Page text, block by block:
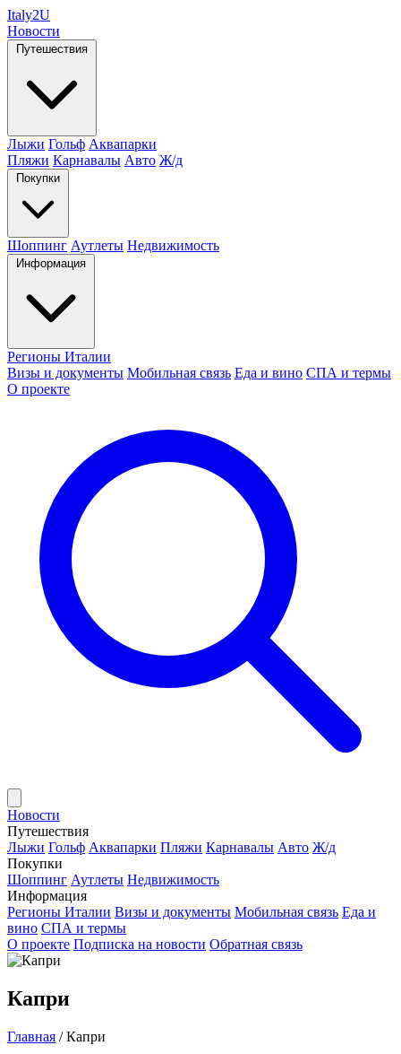
Italy2U
Новости
Путешествия
Лыжи Гольф Аквапарки
Пляжи Карнавалы Авто Ж/д
Покупки
Шоппинг Аутлеты Недвижимость
Информация
Регионы Италии
Визы и документы Мобильная связь Еда и вино СПА и термы
О проекте
Новости
Путешествия
Лыжи Гольф Аквапарки Пляжи Карнавалы Авто Ж/д
Покупки
Шоппинг Аутлеты Недвижимость
Информация
Регионы Италии Визы и документы Мобильная связь Еда и
вино СПА и термы
О проекте Подписка на новости Обратная связь
Капри
Главная / Капри